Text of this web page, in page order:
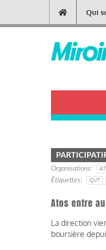
contenu
Main
Qui
Organisations
Étiquettes
QVT
Atos entre
La direction
boursière